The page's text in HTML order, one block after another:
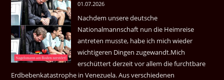
2026
Thai
Airways
nonstop
nach
Amsterdam.
01.07.2026
Nachdem unsere deutsche
Nationalmannschaft nun die Heimreise
antreten musste, habe ich mich wieder
wichtigeren Dingen zugewandt.Mich
erschüttert derzeit vor allem die furchtbare
Erdbebenkatastrophe in Venezuela. Aus verschiedenen